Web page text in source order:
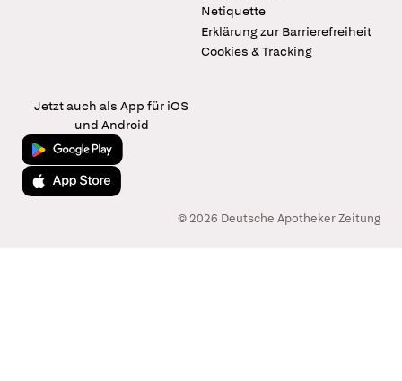
Netiquette
Erklärung zur Barrierefreiheit
Cookies & Tracking
Jetzt auch als App für iOS
und Android
Jetzt bei Google Play
Laden im App Store
© 2026 Deutsche Apotheker Zeitung